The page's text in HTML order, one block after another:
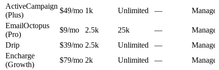
ActiveCampaign
(Plus)
$49/mo 1k Unlimited —
EmailOctopus
(Pro)
$9/mo 2.5k 25k —
Drip
$39/mo 2.5k Unlimited —
Encharge
(Growth)
$79/mo 2k Unlimited —